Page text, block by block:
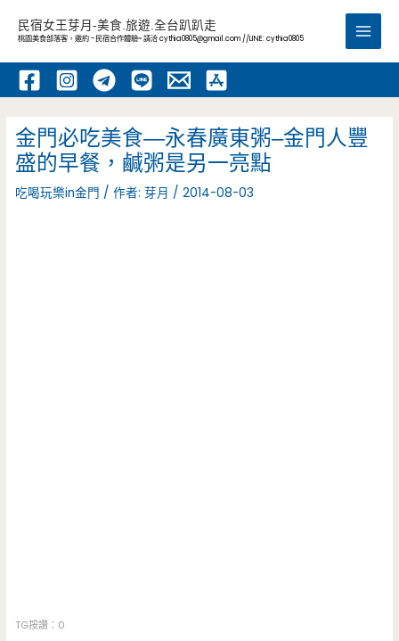
內
民宿女王芽月-美食.旅遊.全台趴趴走
桃園美食部落客，邀約 -民宿合作體驗~ 請洽cythia0805@gmail.com //LINE: cythia0805
Main
金門必吃美食—永春廣東粥–金門人豐
盛的早餐，鹹粥是另一亮點
吃喝玩樂in金門 / 作者:芽月 /2014-08-03
TG按讚：0